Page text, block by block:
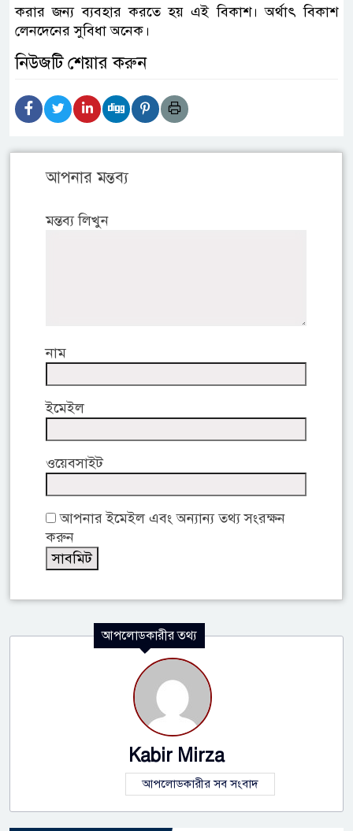
করার জন্য ব্যবহার করতে হয় এই বিকাশ। অর্থাৎ বিকাশ
লেনদেনের সুবিধা অনেক।
নিউজটি শেয়ার করুন
আপনার মন্তব্য
মন্তব্য লিখুন
নাম
ইমেইল
ওয়েবসাইট
আপনার ইমেইল এবং অন্যান্য তথ্য সংরক্ষন
করুন
আপলোডকারীর তথ্য
Kabir Mirza
আপলোডকারীর সব সংবাদ